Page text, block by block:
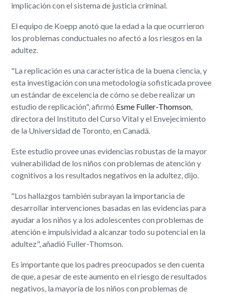
implicación con el sistema de justicia criminal.
El equipo de Koepp anotó que la edad a la que ocurrieron
los problemas conductuales no afectó a los riesgos en la
adultez.
"La replicación es una característica de la buena ciencia, y
esta investigación con una metodología sofisticada provee
un estándar de excelencia de cómo se debe realizar un
estudio de replicación", afirmó Esme Fuller-Thomson,
directora del Instituto del Curso Vital y el Envejecimiento
de la Universidad de Toronto, en Canadá.
Este estudio provee unas evidencias robustas de la mayor
vulnerabilidad de los niños con problemas de atención y
cognitivos a los resultados negativos en la adultez, dijo.
"Los hallazgos también subrayan la importancia de
desarrollar intervenciones basadas en las evidencias para
ayudar a los niños y a los adolescentes con problemas de
atención e impulsividad a alcanzar todo su potencial en la
adultez", añadió Fuller-Thomson.
Es importante que los padres preocupados se den cuenta
de que, a pesar de este aumento en el riesgo de resultados
negativos, la mayoría de los niños con problemas de